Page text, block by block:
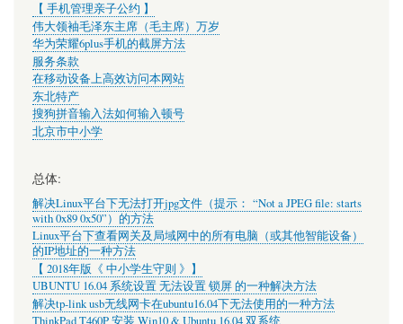
【 手机管理亲子公约 】
伟大领袖毛泽东主席（毛主席）万岁
华为荣耀6plus手机的截屏方法
服务条款
在移动设备上高效访问本网站
东北特产
搜狗拼音输入法如何输入顿号
北京市中小学
总体:
解决Linux平台下无法打开jpg文件（提示： “Not a JPEG file: starts
with 0x89 0x50”）的方法
Linux平台下查看网关及局域网中的所有电脑（或其他智能设备）
的IP地址的一种方法
【 2018年版《 中小学生守则 》】
UBUNTU 16.04 系统设置 无法设置 锁屏 的一种解决方法
解决tp-link usb无线网卡在ubuntu16.04下无法使用的一种方法